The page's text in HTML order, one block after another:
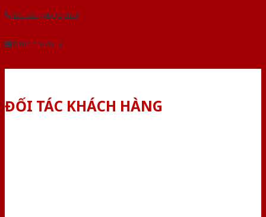
Yêu cầu gọi lại (3 phút)
Dành cho đại lý
ĐỐI TÁC KHÁCH HÀNG